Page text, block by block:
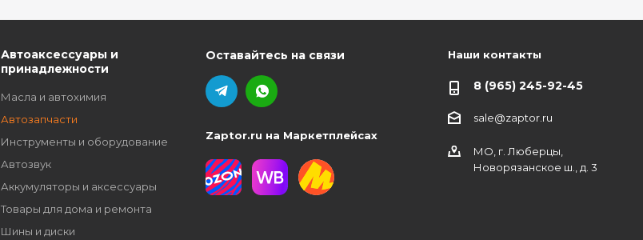
Автоаксессуары и
принадлежности
Масла и автохимия
Автозапчасти
Инструменты и оборудование
Автозвук
Аккумуляторы и аксессуары
Товары для дома и ремонта
Шины и диски
Оставайтесь на связи
Zaptor.ru на Маркетплейсах
Наши контакты
8 (965) 245-92-45
sale@zaptor.ru
МО, г. Люберцы,
Новорязанское ш., д. 3